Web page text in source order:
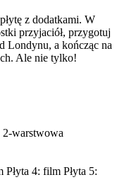
z dodatkami. W
przyjaciół, przygotuj
Londynu, a kończąc na
Ale nie tylko!
2-warstwowa
Płyta 4: film Płyta 5: